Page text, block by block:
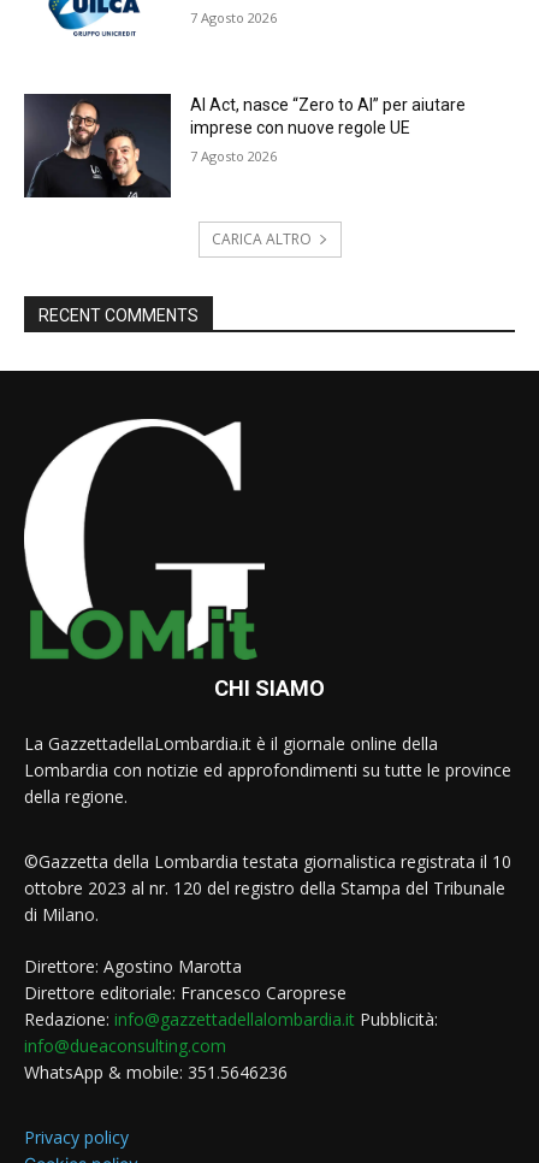
7 Agosto 2026
AI Act, nasce “Zero to AI” per aiutare
imprese con nuove regole UE
7 Agosto 2026
CARICA ALTRO
RECENT COMMENTS
CHI SIAMO
La GazzettadellaLombardia.it è il giornale online della
Lombardia con notizie ed approfondimenti su tutte le province
della regione.
©Gazzetta della Lombardia testata giornalistica registrata il 10
ottobre 2023 al nr. 120 del registro della Stampa del Tribunale
di Milano.
Direttore: Agostino Marotta
Direttore editoriale: Francesco Caroprese
Redazione: info@gazzettadellalombardia.it Pubblicità:
info@dueaconsulting.com
WhatsApp & mobile: 351.5646236
Privacy policy